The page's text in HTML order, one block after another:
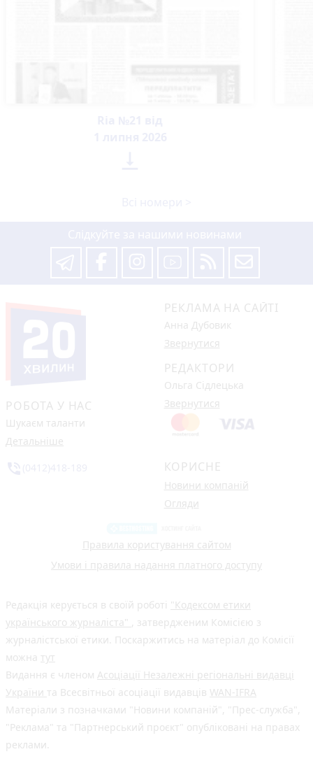
РОБОТА У НАС
Шукаєм таланти
Детальніше
РЕКЛАМА НА САЙТІ
Анна Дубовик
Звернутися
РЕДАКТОРИ
Ольга Сідлецька
Звернутися
КОРИСНЕ
Новини компаній
Огляди
Правила користування сайтом
Умови і правила надання платного доступу
Редакція керується в своїй роботі "Кодексом етики
українського журналіста" , затвердженим Комісією з
журналістської етики. Поскаржитись на матеріал до Комісії
можна тут
Видання є членом Асоціації Незалежні регіональні видавці
України та Всесвітньої асоціації видавців WAN-IFRA
Матеріали з позначками "Новини компаній", "Прес-служба",
"Реклама" та "Партнерський проєкт" опубліковані на правах
реклами.